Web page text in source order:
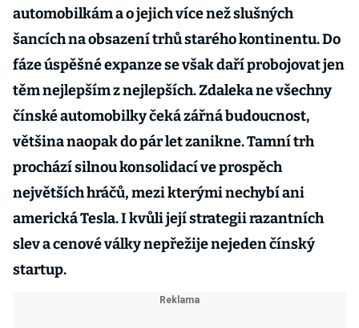
automobilkám a o jejich více než slušných
šancích na obsazení trhů starého kontinentu. Do
fáze úspěšné expanze se však daří probojovat jen
těm nejlepším z nejlepších. Zdaleka ne všechny
čínské automobilky čeká zářná budoucnost,
většina naopak do pár let zanikne. Tamní trh
prochází silnou konsolidací ve prospěch
největších hráčů, mezi kterými nechybí ani
americká Tesla. I kvůli její strategii razantních
slev a cenové války nepřežije nejeden čínský
startup.